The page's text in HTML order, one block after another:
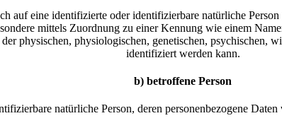
auf eine identifizierte oder identifizierbare natürliche
mittels Zuordnung zu einer Kennung wie einem
physischen, physiologischen, genetischen, psychischen,
identifiziert werden kann.
b) betroffene Person
natürliche Person, deren personenbezogene